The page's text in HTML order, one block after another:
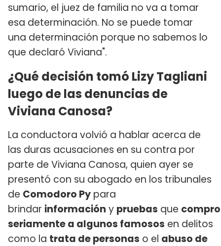
sumario, el juez de familia no va a tomar
esa determinación. No se puede tomar
una determinación porque no sabemos lo
que declaró Viviana".
¿Qué decisión tomó Lizy Tagliani
luego de las denuncias de
Viviana Canosa?
La conductora volvió a hablar acerca de
las duras acusaciones en su contra por
parte de Viviana Canosa, quien ayer se
presentó con su abogado en los tribunales
de Comodoro Py para
brindar información y pruebas que
seriamente a algunos famosos en delitos
como la trata de personas o el abuso de